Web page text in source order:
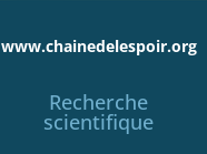
www.chainedelespoir.org
Recherche
scientifique